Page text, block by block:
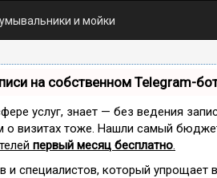
и мойки
на собственном Telegram-
услуг, знает — без ведения
о визитах тоже. Нашли самый
первый месяц бесплатно.
и специалистов, который упрощает